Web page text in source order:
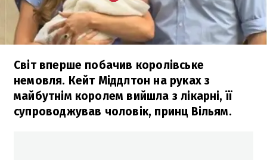
Світ вперше побачив королівське
немовля. Кейт Міддлтон на руках з
майбутнім королем вийшла з лікарні, її
супроводжував чоловік, принц Вільям.